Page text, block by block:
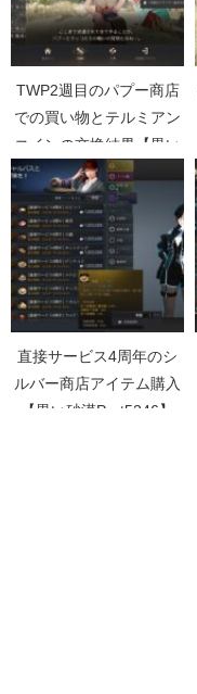
TWP2週目のパプー商店
での買い物とテルミアン
コインの交換結果【黒い
砂漠Part4012】
直接サービス4周年のシ
ルバー商店アイテム購入
【黒い砂漠Part5346】